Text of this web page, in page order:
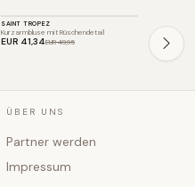
SALE
SAINT TROPEZ
Kurzarmbluse mit Rüschendetail
EUR 41,34EUR 49,95
SALE
EUR 87
ÜBER UNS
Partner werden
Impressum